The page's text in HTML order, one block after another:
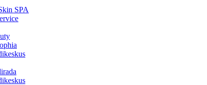
SPA